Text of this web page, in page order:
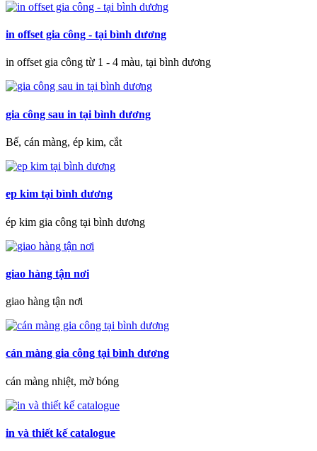
in offset gia công - tại bình dương
in offset gia công từ 1 - 4 màu, tại bình dương
gia công sau in tại bình dương
Bế, cán màng, ép kim, cắt
ep kim tại bình dương
ép kim gia công tại bình dương
giao hàng tận nơi
giao hàng tận nơi
cán màng gia công tại bình dương
cán màng nhiệt, mờ bóng
in và thiết kế catalogue